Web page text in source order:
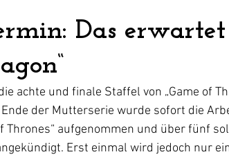
Das erwartet
achte und finale Staffel von „Game of
der Mutterserie wurde sofort die
Thrones“ aufgenommen und über fünf
Erst einmal wird jedoch nur